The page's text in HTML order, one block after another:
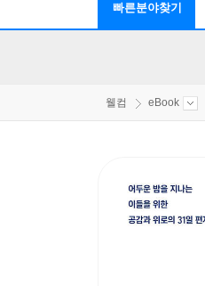
빠른분야찾기
웰컴 eBook